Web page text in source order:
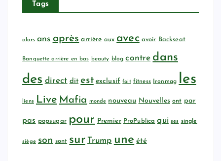
Tags
alors ans après arrière aux avec avoir Backseat
Banquette arrière en bas beauty blog contre dans
des direct dit est exclusif fait fitness Ironmag les
liens Live Mafia monde nouveau Nouvelles ont par
pas popsugar pour Premier ProPublica qui ses single
siège son sont sur Trump une été